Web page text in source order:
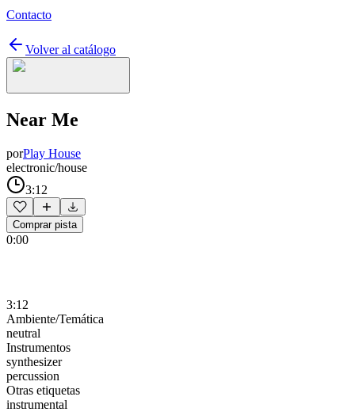
Contacto
Volver al catálogo
Near Me
porPlay House
electronic/house
3:12
Comprar pista
0:00
3:12
Ambiente/Temática
neutral
Instrumentos
synthesizer
percussion
Otras etiquetas
instrumental